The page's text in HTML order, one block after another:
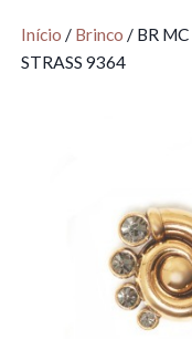
Início / Brinco / BR
STRASS 9364